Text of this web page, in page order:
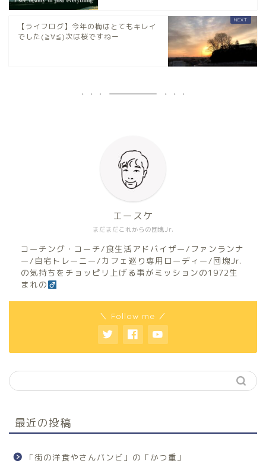
【ライフログ】今年の梅はとてもキレイ
でした(≧∀≦)次は桜ですねー
まだまだこれからの団塊Jr.
エースケ
コーチング・コーチ/食生活アドバイザー/ファンランナ
ー/自宅トレーニー/カフェ巡り専用ローディー/団塊Jr.
の気持ちをチョッピリ上げる事がミッションの1972生
まれの
＼ Follow me ／
最近の投稿
「街の洋食やさんバンビ」の「かつ重」